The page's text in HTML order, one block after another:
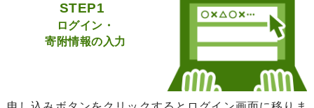
STEP1
ログイン・
寄附情報の入力